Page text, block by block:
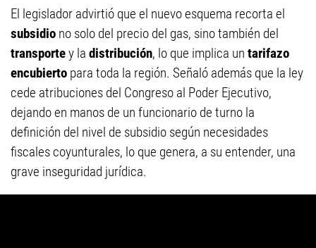
El legislador advirtió que el nuevo esquema recorta el
subsidio no solo del precio del gas, sino también del
transportey la distribución, lo que implica un tarifazo
encubierto para toda la región. Señaló además que la ley
cede atribuciones del Congreso al Poder Ejecutivo,
dejando en manos de un funcionario de turno la
definición del nivel de subsidio según necesidades
fiscales coyunturales, lo que genera, a su entender, una
grave inseguridad jurídica.